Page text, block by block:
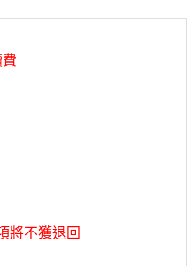
將不獲退回